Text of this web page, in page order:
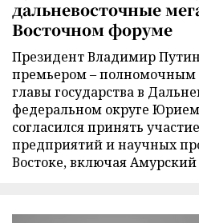
дальневосточные
Восточном форуме
Президент Владимир
премьером – полномочным
главы государства в
федеральном округе
согласился принять
предприятий и научных
Востоке, включая